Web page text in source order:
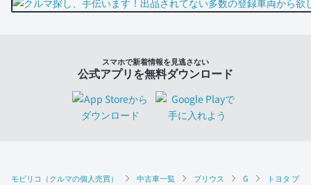
モビリコ（クルマの個人売買） 中古車一覧 プリウス G トヨタ プ
スマホで新着情報を見逃さない
公式アプリを無料ダウンロード